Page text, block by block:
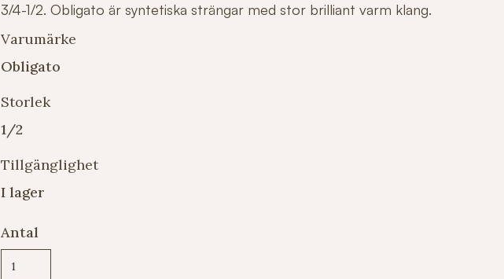
3/4-1/2. Obligato är syntetiska strängar med stor brilliant varm klang.
Varumärke
Obligato
Storlek
1/2
Tillgänglighet
I lager
Antal